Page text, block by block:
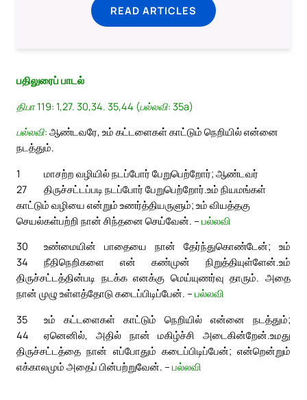
READ ARTICLES
பதிலுரைப் பாடல்
திபா 119: 1,27. 30,34. 35,44 (பல்லவி: 35a)
பல்லவி: ஆண்டவரே, உம் கட்டளைகள் காட்டும் நெறியில் என்னை
நடத்தும்.
1
மாசற்ற வழியில் நடப்போர் பேறுபெற்றோர்; ஆண்டவர்
திருச்சட்டப்படி நடப்போர் பேறுபெற்றோர்.
27
உம் நியமங்கள்
காட்டும் வழியை என்றும் உணர்த்தியருளும்; உம் வியத்தகு
செயல்கள்பற்றி நான் சிந்தனை செய்வேன். – பல்லவி
30
உண்மையின் பாதையை நான் தேர்ந்துகொண்டேன்; உம்
நீதிநெறிகளை என் கண்முன் நிறுத்தியுள்ளேன்.
34
உம்
திருச்சட்டத்தின்படி நடக்க எனக்கு மெய்யுணர்வு தாரும். அதை
நான் முழு உள்ளத்தோடு கடைப்பிடிப்பேன். – பல்லவி
35
உம் கட்டளைகள் காட்டும் நெறியில் என்னை நடத்தும்;
ஏனெனில், அதில் நான் மகிழ்ச்சி அடைகின்றேன்.
44
உமது
திருச்சட்டத்தை நான் எப்போதும் கடைப்பிடிப்பேன்; என்றென்றும்
எக்காலமும் அதைப் பின்பற்றுவேன். – பல்லவி